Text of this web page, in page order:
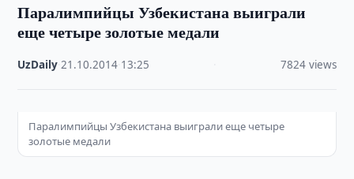
Паралимпийцы Узбекистана выиграли
еще четыре золотые медали
UzDaily ·21.10.2014 13:25 7824 views
Паралимпийцы Узбекистана выиграли еще четыре
золотые медали